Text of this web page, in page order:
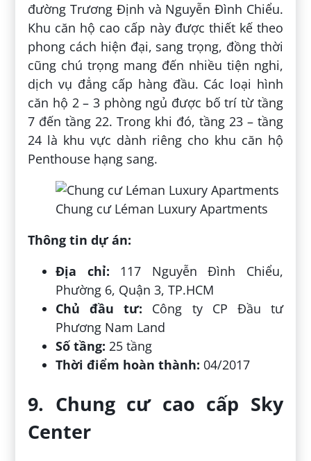
đường Trương Định và Nguyễn Đình Chiểu.
Khu căn hộ cao cấp này được thiết kế theo
phong cách hiện đại, sang trọng, đồng thời
cũng chú trọng mang đến nhiều tiện nghi,
dịch vụ đẳng cấp hàng đầu. Các loại hình
căn hộ 2 – 3 phòng ngủ được bố trí từ tầng
7 đến tầng 22. Trong khi đó, tầng 23 – tầng
24 là khu vực dành riêng cho khu căn hộ
Penthouse hạng sang.
Chung cư Léman Luxury Apartments
Thông tin dự án:
Địa chỉ: 117 Nguyễn Đình Chiểu,
Phường 6, Quận 3, TP.HCM
Chủ đầu tư: Công ty CP Đầu tư
Phương Nam Land
Số tầng:25 tầng
Thời điểm hoàn thành: 04/2017
9. Chung cư cao cấp Sky
Center